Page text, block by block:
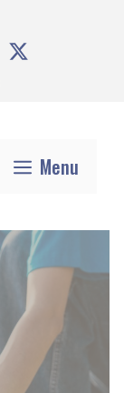
Menu